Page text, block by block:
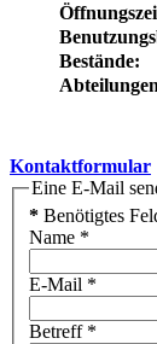
Bestände:
Kontaktformular
Eine E-Mail
* Benötigtes
Name *
E-Mail *
Betreff*